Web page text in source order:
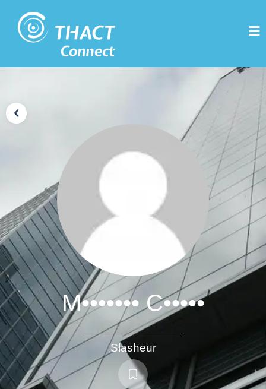
M••••••• C•••••
Slasheur